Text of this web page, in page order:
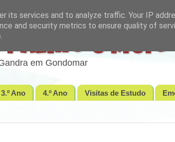
e Meio
em Gondomar
3.º Ano 4.º Ano Visitas de Estudo
its services and to analyze traffic. Your IP
and security metrics to ensure quality of